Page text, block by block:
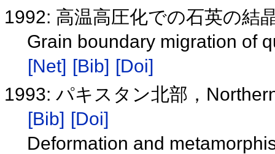
1992: 高温高圧化での石英の結
Grain boundary migration of
[Net] [Bib] [Doi]
1993: パキスタン北部，
[Bib] [Doi]
Deformation and